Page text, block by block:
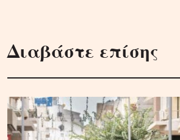
Διαβάστε επίσης